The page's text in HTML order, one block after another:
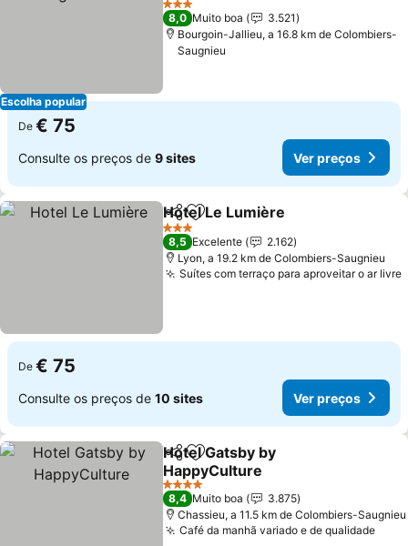
Escolha popular
3 Estrelas
8,0 Muito boa
3.521
Bourgoin-Jallieu, a 16.8 km de Colombiers-
Saugnieu
De € 75
Consulte os preços de 9 sites Ver preços
PartilharAdicionar aos favoritos
Hotel Le Lumière
3 Estrelas
8,5 Excelente
2.162
Lyon, a 19.2 km de Colombiers-Saugnieu
Suítes com terraço para aproveitar o ar livre
De € 75
Consulte os preços de 10 sites Ver preços
PartilharAdicionar aos favoritos
Hotel Gatsby by
HappyCulture
4 Estrelas
8,4 Muito boa
3.875
Chassieu, a 11.5 km de Colombiers-Saugnieu
Café da manhã variado e de qualidade